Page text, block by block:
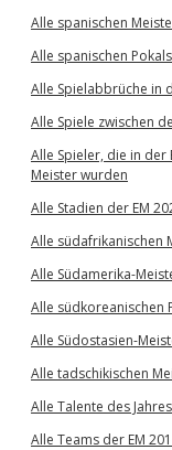
Alle spanischen
Alle spanischen
Alle Spielabbrüche in
Alle Spiele zwischen
Alle Spieler, die in der
Meister wurden
Alle Stadien der EM
Alle südafrikanischen
Alle Südamerika-
Alle südkoreanischen
Alle Südostasien-
Alle tadschikischen
Alle Talente des
Alle Teams der EM